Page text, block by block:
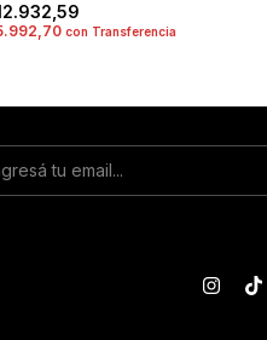
con Transferencia